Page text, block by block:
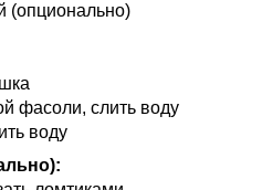
(опционально)
фасоли, слить воду
воду